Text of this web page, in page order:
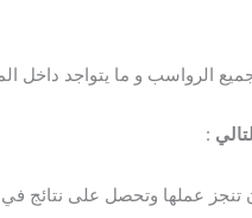
الرواسب و ما يتواجد داخل
التالي :
عملها وتحصل على نتائج في